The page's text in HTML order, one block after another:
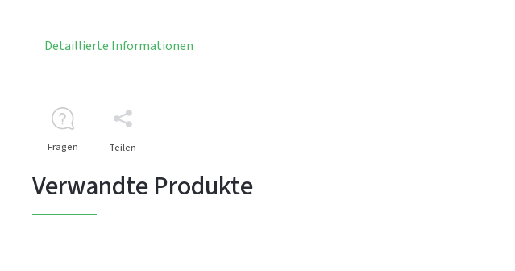
Detaillierte Informationen
Fragen Teilen
Verwandte Produkte